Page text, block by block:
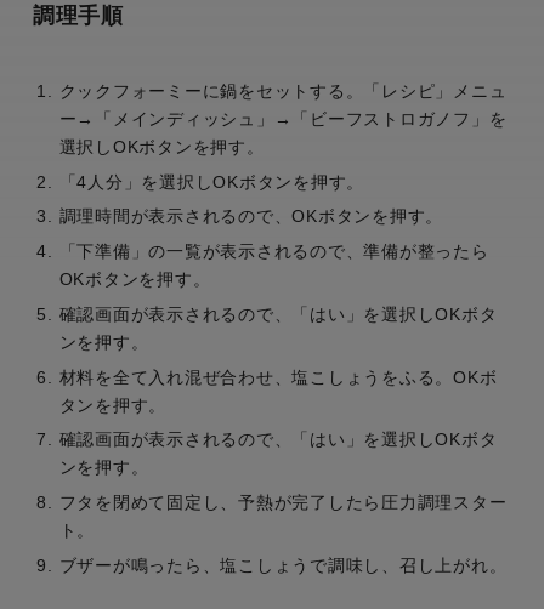
調理手順
クックフォーミーに鍋をセットする。「レシピ」メニュ
ー→「メインディッシュ」→「ビーフストロガノフ」を
選択しOKボタンを押す。
「4人分」を選択しOKボタンを押す。
調理時間が表示されるので、OKボタンを押す。
「下準備」の一覧が表示されるので、準備が整ったら
OKボタンを押す。
確認画面が表示されるので、「はい」を選択しOKボタ
ンを押す。
材料を全て入れ混ぜ合わせ、塩こしょうをふる。OKボ
タンを押す。
確認画面が表示されるので、「はい」を選択しOKボタ
ンを押す。
フタを閉めて固定し、予熱が完了したら圧力調理スター
ト。
ブザーが鳴ったら、塩こしょうで調味し、召し上がれ。